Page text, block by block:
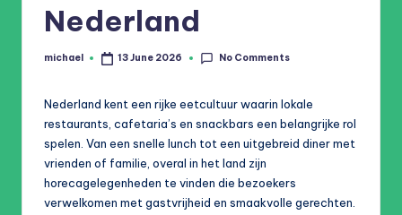
Nederland
Posted
michael 13 June 2026 No Comments
Nederland kent een rijke eetcultuur waarin lokale
restaurants, cafetaria’s en snackbars een belangrijke rol
spelen. Van een snelle lunch tot een uitgebreid diner met
vrienden of familie, overal in het land zijn
horecagelegenheden te vinden die bezoekers
verwelkomen met gastvrijheid en smaakvolle gerechten.